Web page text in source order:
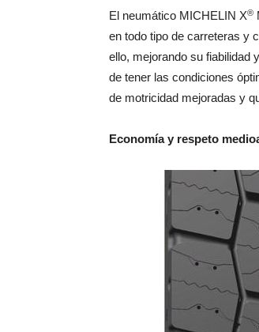
El neumático MICHELIN X®
en todo tipo de carreteras y
ello, mejorando su fiabilidad
de tener las condiciones
de motricidad mejoradas y
Economía y respeto